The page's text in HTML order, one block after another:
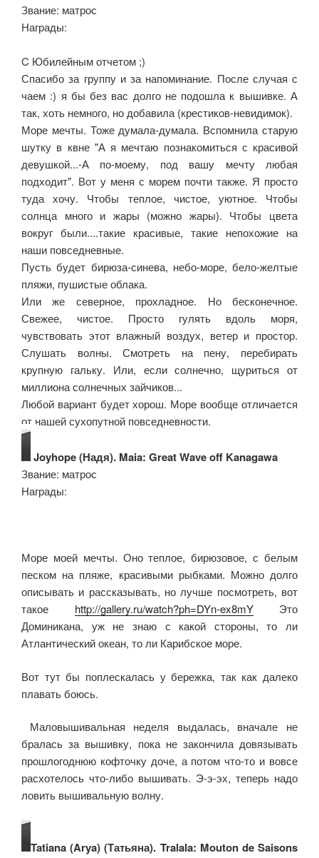
Звание: матрос
Награды:
C Юбилейным отчетом ;)
Спасибо за группу и за напоминание. После случая с
чаем :) я бы без вас долго не подошла к вышивке. А
так, хоть немного, но добавила (крестиков-невидимок).
Море мечты. Тоже думала-думала. Вспомнила старую
шутку в квне "А я мечтаю познакомиться с красивой
девушкой...-А по-моему, под вашу мечту любая
подходит". Вот у меня с морем почти также. Я просто
туда хочу. Чтобы теплое, чистое, уютное. Чтобы
солнца много и жары (можно жары). Чтобы цвета
вокруг были....такие красивые, такие непохожие на
наши повседневные.
Пусть будет бирюза-синева, небо-море, бело-желтые
пляжи, пушистые облака.
Или же северное, прохладное. Но бесконечное.
Свежее, чистое. Просто гулять вдоль моря,
чувствовать этот влажный воздух, ветер и простор.
Слушать волны. Смотреть на пену, перебирать
крупную гальку. Или, если солнечно, щуриться от
миллиона солнечных зайчиков...
Любой вариант будет хорош. Море вообще отличается
от нашей сухопутной повседневности.
Joyhope (Надя). Maia: Great Wave off Kanagawa
Звание: матрос
Награды:
Море моей мечты. Оно теплое, бирюзовое, с белым
песком на пляже, красивыми рыбками. Можно долго
описывать и рассказывать, но лучше посмотреть, вот
такое http://gallery.ru/watch?ph=DYn-ex8mYЭто
Доминикана, уж не знаю с какой стороны, то ли
Атлантический океан, то ли Карибское море.
Вот тут бы поплескалась у бережка, так как далеко
плавать боюсь.
Маловышивальная неделя выдалась, вначале не
бралась за вышивку, пока не закончила довязывать
прошлогоднюю кофточку доче, а потом что-то и вовсе
расхотелось что-либо вышивать. Э-э-эх, теперь надо
ловить вышивальную волну.
Tatiana (Arya) (Татьяна). Tralala: Mouton de Saisons